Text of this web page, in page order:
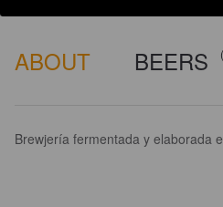
ABOUT BEERS
Brewjería fermentada y elaborada